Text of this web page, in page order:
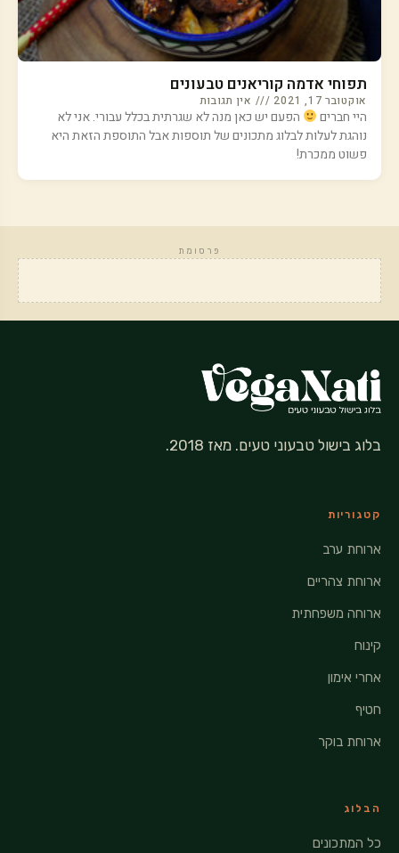
תפוחי אדמה קוריאנים טבעונים
אוקטובר 17, 2021 אין תגובות
היי חברים
הפעם יש כאן מנה לא שגרתית בכלל עבורי. אני לא
נוהגת לעלות לבלוג מתכונים של תוספות אבל התוספת הזאת היא
פשוט ממכרת!
פרסומת
בלוג בישול טבעוני טעים. מאז 2018.
קטגוריות
ארוחת ערב
ארוחת צהריים
ארוחה משפחתית
קינוח
אחרי אימון
חטיף
ארוחת בוקר
הבלוג
כל המתכונים